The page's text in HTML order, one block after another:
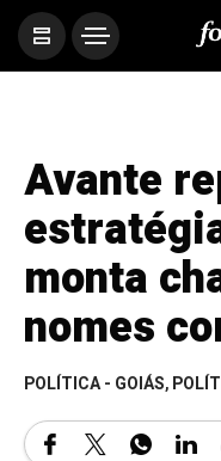
Avante
monta
nomes
POLÍTICA - GOIÁS,